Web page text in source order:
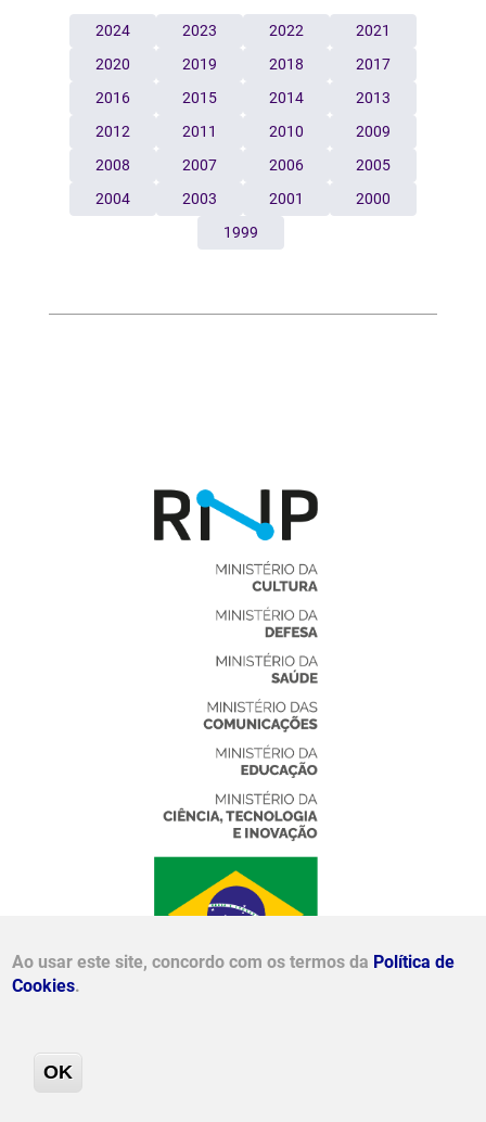
2024 2023 2022
2021
2020
2019 2018
2017
2016
2015 2014
2013
2012
2011 2010
2009
2008
2007 2006
2005
2004
2003 2001
2000
1999
Ao usar este site, concordo com os termos da Política de
Cookies.
OK